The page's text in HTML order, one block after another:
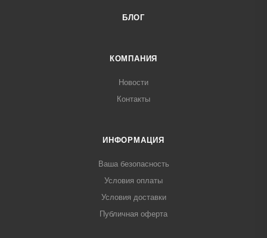
БЛОГ
КОМПАНИЯ
Новости
Контакты
ИНФОРМАЦИЯ
Ваша безопасность
Условия оплаты
Условия доставки
Публичная оферта